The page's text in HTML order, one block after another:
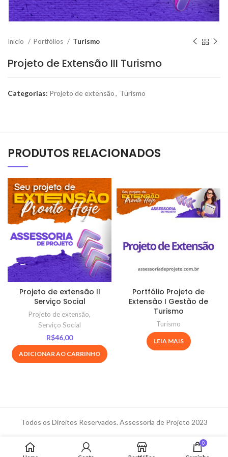
Início Portfólios Turismo
Projeto de Extensão III Turismo
Categorias: Projeto de extensão, Turismo
PRODUTOS RELACIONADOS
Projeto de extensão II
Serviço Social
Projeto de extensão,
Serviço Social
R$46,00
ADICIONAR AO CARRINHO
Portfólio Projeto de
Extensão I Gestão de
Turismo
Turismo
LEIA MAIS
Todos os Direitos Reservados. Assessoria de Projeto 2023
0